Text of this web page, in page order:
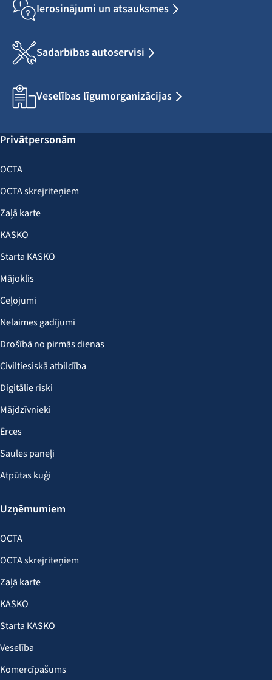
Ierosinājumi un atsauksmes
Sadarbības autoservisi
Veselības līgumorganizācijas
Privātpersonām
OCTA
OCTA skrejriteņiem
Zaļā karte
KASKO
Starta KASKO
Mājoklis
Ceļojumi
Nelaimes gadījumi
Drošībā no pirmās dienas
Civiltiesiskā atbildība
Digitālie riski
Mājdzīvnieki
Ērces
Saules paneļi
Atpūtas kuģi
Uzņēmumiem
OCTA
OCTA skrejriteņiem
Zaļā karte
KASKO
Starta KASKO
Veselība
Komercīpašums